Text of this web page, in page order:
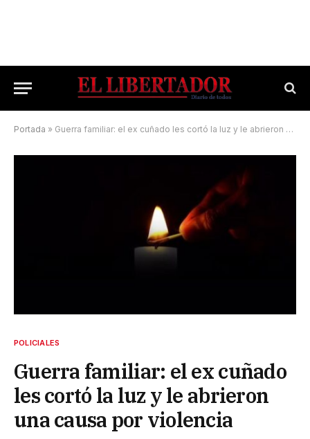
Portada » Guerra familiar: el ex cuñado les cortó la luz y le abrieron una causa por violencia
POLICIALES
Guerra familiar: el ex cuñado
les cortó la luz y le abrieron
una causa por violencia